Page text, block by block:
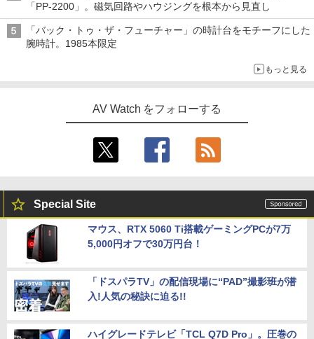
「PP-2200」。磁気回路やハウジングを根本から見直し
「バック・トゥ・ザ・フューチャー」の時計台をモチーフにした
腕時計。1985本限定
もっと見る
AV Watch をフォローする
Special Site
マウス、RTX 5060 Ti搭載ゲーミングPCが7万
5,000円オフで30万円台！
「ドスパラTV」の配信現場に“PAD”撮影班が潜
入!人気の秘訣に迫る!!
ハイグレードテレビ「TCL Q7D Pro」。圧巻の